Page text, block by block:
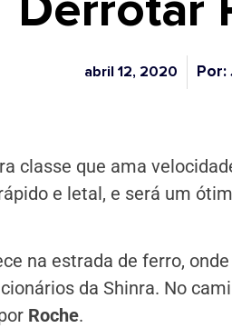
Derrotar
abril 12, 2020 Por:
classe que ama
e letal, e será um
na estrada de ferro, onde
da Shinra. No
Roche.